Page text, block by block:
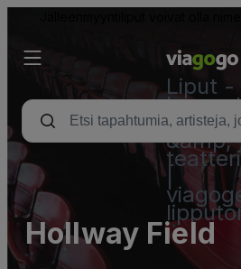
Liput -
urheilu
&amp;
Hollway Field